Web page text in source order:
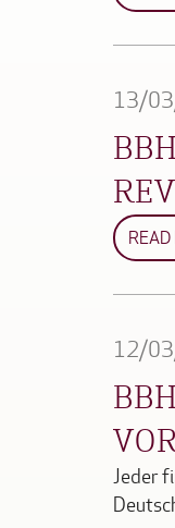
13/
12/
Jeder